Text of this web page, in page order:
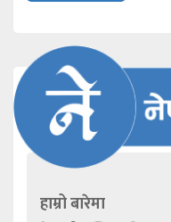
हाम्रो बारेमा